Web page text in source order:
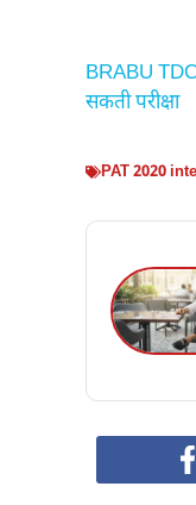
BRABU
सकती परीक्षा
PAT 2020